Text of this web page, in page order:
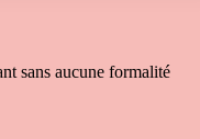
sans aucune formalité